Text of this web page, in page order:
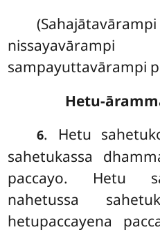
nissayavārampi
sampayuttavārampi
Hetu-
6. Hetu
sahetukassa
paccayo. Hetu
nahetussa
hetupaccayena